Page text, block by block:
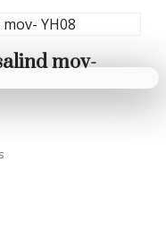
mov-